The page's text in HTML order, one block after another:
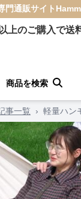
門通販サイト
上のご購入で送
商品を検索
事一覧 › 軽量ハン